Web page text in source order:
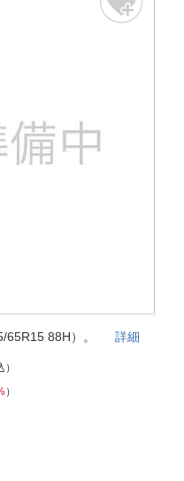
65R15 88H）。 詳細
）
）